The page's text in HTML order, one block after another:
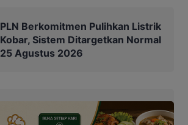
PLN Berkomitmen Pulihkan Listrik
Kobar, Sistem Ditargetkan Normal
25 Agustus 2026